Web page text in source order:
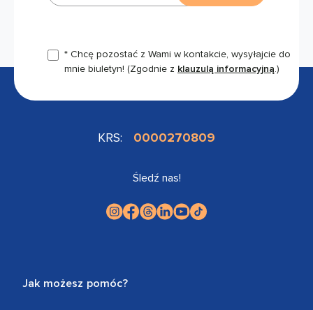
* Chcę pozostać z Wami w kontakcie, wysyłajcie do
mnie biuletyn! (Zgodnie z klauzulą informacyjną.)
KRS: 0000270809
Śledź nas!
Jak możesz pomóc?